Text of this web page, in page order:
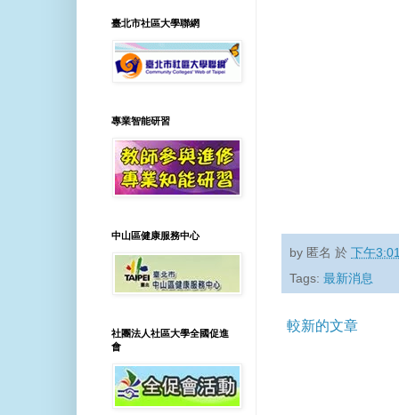
by 匿名 於下午
Tags:最新消息
較新的文章
臺北市社區大學聯網
專業智能研習
中山區健康服務中心
社團法人社區大學全國促進
會